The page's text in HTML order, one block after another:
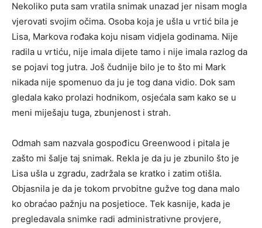
Nekoliko puta sam vratila snimak unazad jer nisam mogla
vjerovati svojim očima. Osoba koja je ušla u vrtić bila je
Lisa, Markova rođaka koju nisam vidjela godinama. Nije
radila u vrtiću, nije imala dijete tamo i nije imala razlog da
se pojavi tog jutra. Još čudnije bilo je to što mi Mark
nikada nije spomenuo da ju je tog dana vidio. Dok sam
gledala kako prolazi hodnikom, osjećala sam kako se u
meni miješaju tuga, zbunjenost i strah.
Odmah sam nazvala gospođicu Greenwood i pitala je
zašto mi šalje taj snimak. Rekla je da ju je zbunilo što je
Lisa ušla u zgradu, zadržala se kratko i zatim otišla.
Objasnila je da je tokom prvobitne gužve tog dana malo
ko obraćao pažnju na posjetioce. Tek kasnije, kada je
pregledavala snimke radi administrativne provjere,